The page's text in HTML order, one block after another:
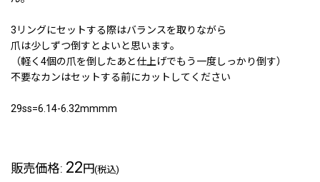
3リングにセットする際はバランスを取りながら
爪は少しずつ倒すとよいと思います。
（軽く4個の爪を倒したあと仕上げでもう一度しっかり倒す）
不要なカンはセットする前にカットしてください
29ss=6.14-6.32mmmm
販売価格: 22円(税込)